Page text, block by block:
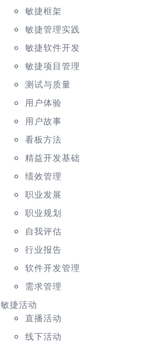
敏捷框架
敏捷管理实践
敏捷软件开发
敏捷项目管理
测试与质量
用户体验
用户故事
看板方法
精益开发基础
绩效管理
职业发展
职业规划
自我评估
行业报告
软件开发管理
需求管理
敏捷活动
直播活动
线下活动